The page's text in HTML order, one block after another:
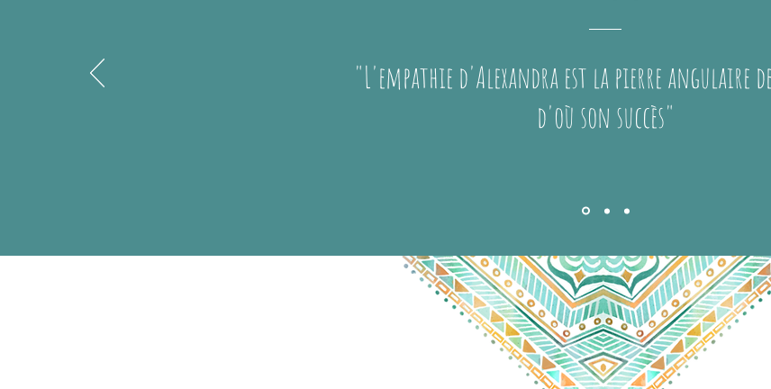
"L'empathie d'Alexandra est la pierre angulaire
d'où son succès"